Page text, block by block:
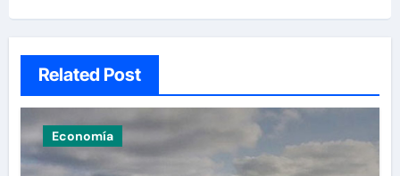
Related Post
Economía